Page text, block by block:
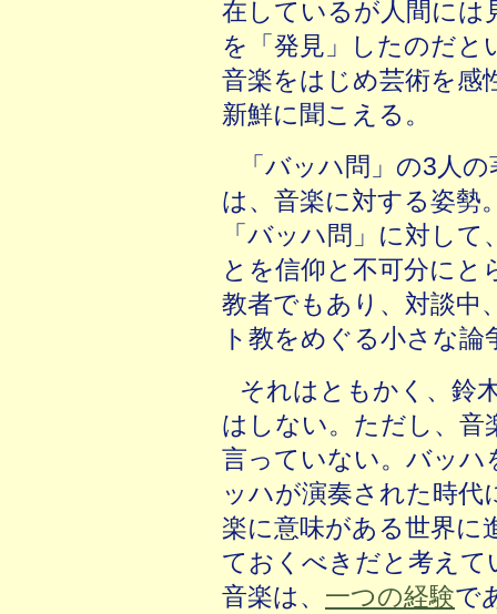
在しているが人間には
を「発見」したのだと
音楽をはじめ芸術を感
新鮮に聞こえる。
「バッハ問」の3人
は、音楽に対する姿勢
「バッハ問」に対し
とを信仰と不可分にと
教者でもあり、対談中
ト教をめぐる小さな論
それはともかく、鈴
はしない。ただし、
言っていない。バッハ
ッハが演奏された時
楽に意味がある世界に
ておくべきだと考え
音楽は、 一つの経験で